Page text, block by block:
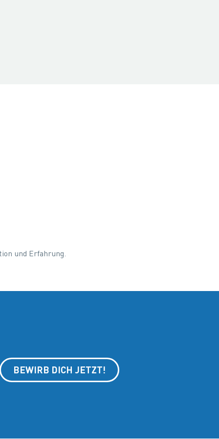
und Erfahrung.
BEWIRB DICH JETZT!